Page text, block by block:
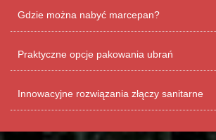
Gdzie można nabyć marcepan?
Praktyczne opcje pakowania ubrań
Innowacyjne rozwiązania złączy sanitarne